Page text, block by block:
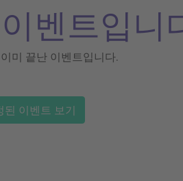
벤트입니
미 끝난 이벤트입니다.
된 이벤트 보기